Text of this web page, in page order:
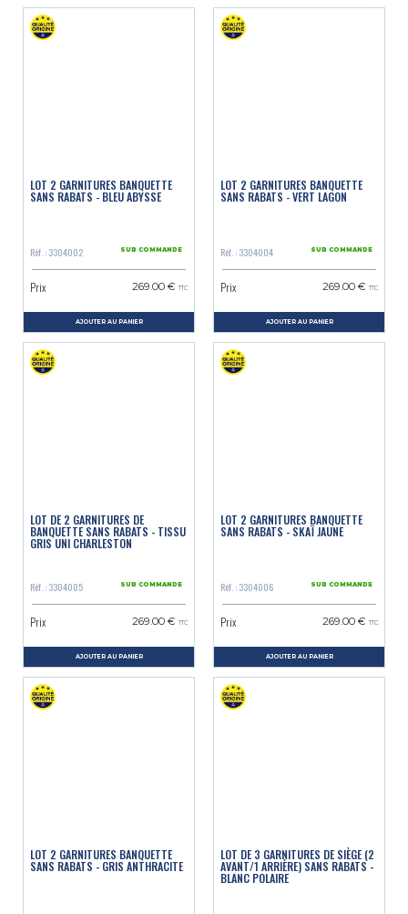
LOT 2 GARNITURES BANQUETTE
SANS RABATS - BLEU ABYSSE
Réf. : 3304002 SUR COMMANDE
Prix 269.00 € TTC
AJOUTER AU PANIER
LOT 2 GARNITURES BANQUETTE
SANS RABATS - VERT LAGON
Réf. : 3304004 SUR COMMANDE
Prix 269.00 € TTC
AJOUTER AU PANIER
LOT DE 2 GARNITURES DE
BANQUETTE SANS RABATS - TISSU
GRIS UNI CHARLESTON
Réf. : 3304005 SUR COMMANDE
Prix 269.00 € TTC
AJOUTER AU PANIER
LOT 2 GARNITURES BANQUETTE
SANS RABATS - SKAÏ JAUNE
Réf. : 3304006 SUR COMMANDE
Prix 269.00 € TTC
AJOUTER AU PANIER
LOT 2 GARNITURES BANQUETTE
SANS RABATS - GRIS ANTHRACITE
LOT DE 3 GARNITURES DE SIÈGE (2
AVANT/1 ARRIÈRE) SANS RABATS -
BLANC POLAIRE